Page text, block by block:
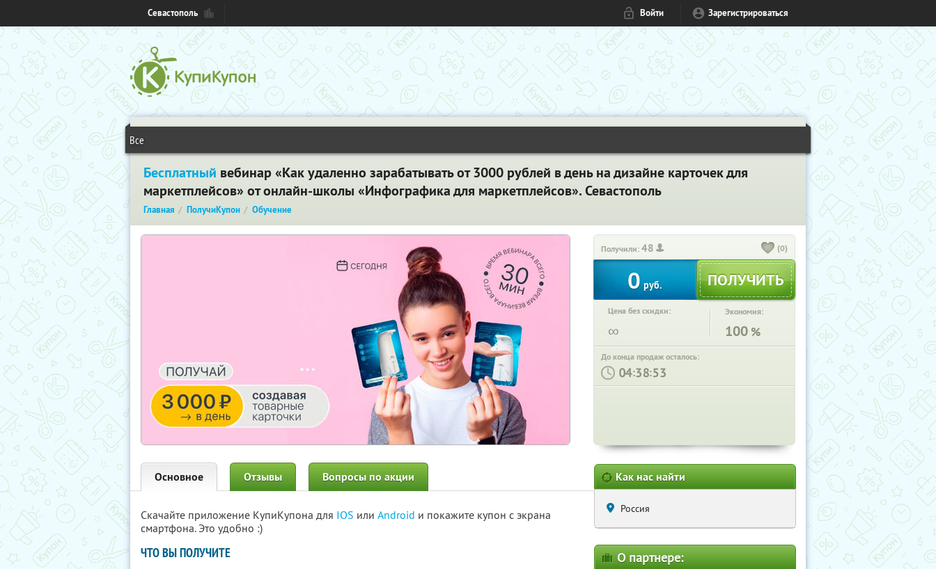
Севастополь Войти Зарегистрироваться
Все
Бесплатный вебинар «Как удаленно зарабатывать от 3000 рублей в день на дизайне карточек для
маркетплейсов» от онлайн-школы «Инфографика для маркетплейсов». Севастополь
Главная ПолучиКупон Обучение
Получили:48 (0)
0 руб.
Цена без скидки:
∞
Экономия:
100 %
До конца продаж осталось:
: :
Основное Отзывы Вопросы по акции
Скачайте приложение КупиКупона для IOS или Android и покажите купон с экрана
смартфона. Это удобно :)
ЧТО ВЫ ПОЛУЧИТЕ
Как нас найти
Россия
О партнере: